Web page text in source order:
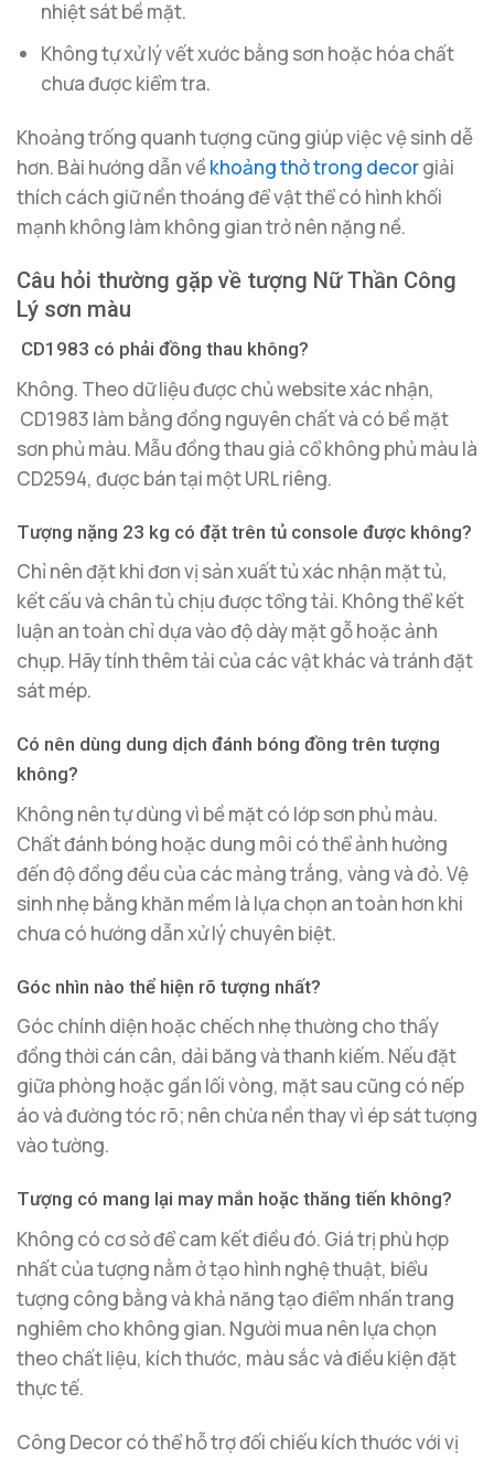
nhiệt sát bề mặt.
Không tự xử lý vết xước bằng sơn hoặc hóa chất
chưa được kiểm tra.
Khoảng trống quanh tượng cũng giúp việc vệ sinh dễ
hơn. Bài hướng dẫn vềkhoảng thở trong decorgiải
thích cách giữ nền thoáng để vật thể có hình khối
mạnh không làm không gian trở nên nặng nề.
Câu hỏi thường gặp về tượng Nữ Thần Công
Lý sơn màu
CD1983 có phải đồng thau không?
Không. Theo dữ liệu được chủ website xác nhận,
CD1983 làm bằng đồng nguyên chất và có bề mặt
sơn phủ màu. Mẫu đồng thau giả cổ không phủ màu là
CD2594, được bán tại một URL riêng.
Tượng nặng 23 kg có đặt trên tủ console được không?
Chỉ nên đặt khi đơn vị sản xuất tủ xác nhận mặt tủ,
kết cấu và chân tủ chịu được tổng tải. Không thể kết
luận an toàn chỉ dựa vào độ dày mặt gỗ hoặc ảnh
chụp. Hãy tính thêm tải của các vật khác và tránh đặt
sát mép.
Có nên dùng dung dịch đánh bóng đồng trên tượng
không?
Không nên tự dùng vì bề mặt có lớp sơn phủ màu.
Chất đánh bóng hoặc dung môi có thể ảnh hưởng
đến độ đồng đều của các mảng trắng, vàng và đỏ. Vệ
sinh nhẹ bằng khăn mềm là lựa chọn an toàn hơn khi
chưa có hướng dẫn xử lý chuyên biệt.
Góc nhìn nào thể hiện rõ tượng nhất?
Góc chính diện hoặc chếch nhẹ thường cho thấy
đồng thời cán cân, dải băng và thanh kiếm. Nếu đặt
giữa phòng hoặc gần lối vòng, mặt sau cũng có nếp
áo và đường tóc rõ; nên chừa nền thay vì ép sát tượng
vào tường.
Tượng có mang lại may mắn hoặc thăng tiến không?
Không có cơ sở để cam kết điều đó. Giá trị phù hợp
nhất của tượng nằm ở tạo hình nghệ thuật, biểu
tượng công bằng và khả năng tạo điểm nhấn trang
nghiêm cho không gian. Người mua nên lựa chọn
theo chất liệu, kích thước, màu sắc và điều kiện đặt
thực tế.
Công Decor có thể hỗ trợ đối chiếu kích thước với vị